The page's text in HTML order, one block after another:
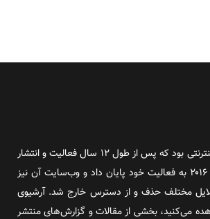
روز آنلاین روزنامه‌ای اینترنتی بود که پس از طول ۱۲ سال فعالیت و انتشار
۲۵۰۰ شماره، در سال ۲۰۱۶ به فعالیت خود پایان داد و وب‌سایت آن نیز
مختلف حذف و از دسترس خارج شد. آرشیوی
می‌کنید، بخشی از مقالات و گزارش‌های منتشر